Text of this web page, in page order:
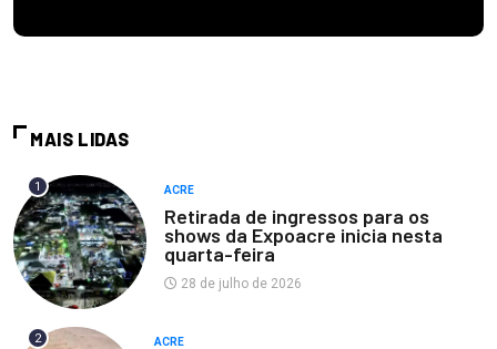
MAIS LIDAS
1 ACRE
Retirada de ingressos para os
shows da Expoacre inicia nesta
quarta-feira
28 de julho de 2026
2 ACRE